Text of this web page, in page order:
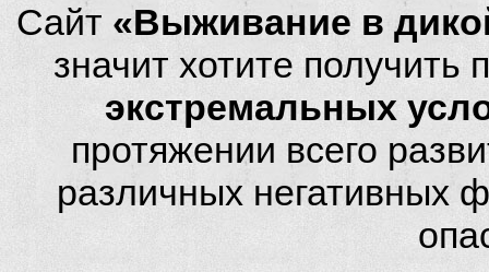
Сайт «Выживание в
значит хотите
экстремальных
протяжении всего
различных негативных